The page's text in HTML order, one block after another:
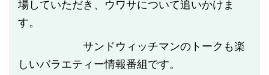
場していただき、ウワサについて追いかけま
す。
サンドウィッチマンのトークも楽
しいバラエティー情報番組です。